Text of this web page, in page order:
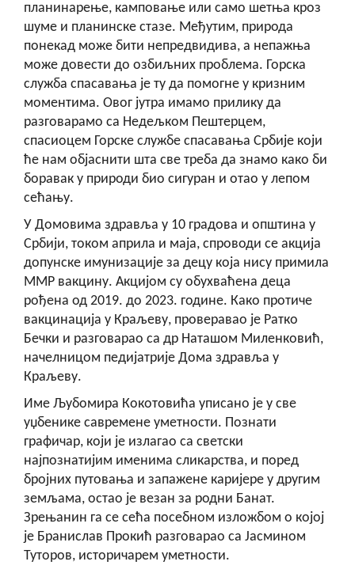
планинарење, камповање или само шетња кроз
шуме и планинске стазе. Међутим, природа
понекад може бити непредвидива, а непажња
може довести до озбиљних проблема. Горска
служба спасавања је ту да помогне у кризним
моментима. Овог јутра имамо прилику да
разговарамо са Недељком Пештерцем,
спасиоцем Горске службе спасавања Србије који
ће нам објаснити шта све треба да знамо како би
боравак у природи био сигуран и отао у лепом
сећању.
У Домовима здравља у 10 градова и општина у
Србији, током априла и маја, спроводи се акција
допунске имунизације за децу која нису примила
ММР вакцину. Акцијом су обухваћена деца
рођена од 2019. до 2023. године. Како протиче
вакцинација у Краљеву, проверавао је Ратко
Бечки и разговарао са др Наташом Миленковић,
начелницом педијатрије Дома здравља у
Краљеву.
Име Љубомира Кокотовића уписано је у све
уџбенике савремене уметности. Познати
графичар, који је излагао са светски
најпознатијим именима сликарства, и поред
бројних путовања и запажене каријере у другим
земљама, остао је везан за родни Банат.
Зрењанин га се сећа посебном изложбом о којој
је Бранислав Прокић разговарао са Јасмином
Туторов, историчарем уметности.